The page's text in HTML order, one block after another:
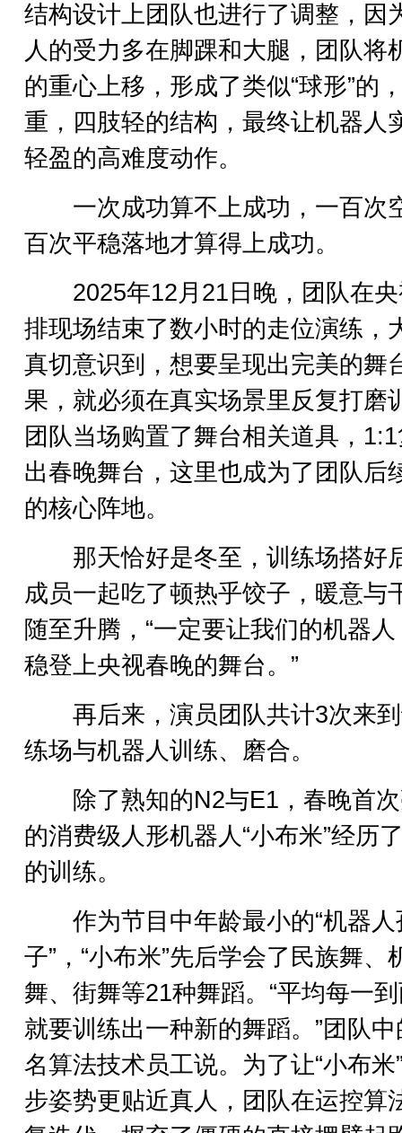
结构设计上团队也进行了调整，因
人的受力多在脚踝和大腿，团队将
的重心上移，形成了类似“球形”的
重，四肢轻的结构，最终让机器人
轻盈的高难度动作。
一次成功算不上成功，一百次
百次平稳落地才算得上成功。
2025年12月21日晚，团队在央
排现场结束了数小时的走位演练，
真切意识到，想要呈现出完美的舞
果，就必须在真实场景里反复打磨
团队当场购置了舞台相关道具，
出春晚舞台，这里也成为了团队后
的核心阵地。
那天恰好是冬至，训练场搭好
成员一起吃了顿热乎饺子，暖意与
随至升腾，“一定要让我们的机器
稳登上央视春晚的舞台。”
再后来，演员团队共计3次来
练场与机器人训练、磨合。
除了熟知的N2与E1，春晚首次
的消费级人形机器人“小布米”经历
的训练。
作为节目中年龄最小的“机器人
子”，“小布米”先后学会了民族舞、
舞、街舞等21种舞蹈。“平均每一
就要训练出一种新的舞蹈。”团队
名算法技术员工说。为了让“小布米
步姿势更贴近真人，团队在运控算